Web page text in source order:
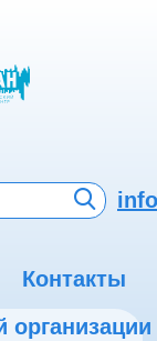
Контакты
организации